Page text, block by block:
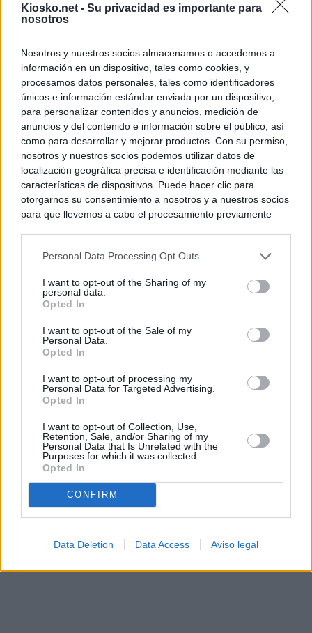
Kiosko.net - Su privacidad es importante para
nosotros
Nosotros y nuestros socios almacenamos o accedemos a
información en un dispositivo, tales como cookies, y
procesamos datos personales, tales como identificadores
únicos e información estándar enviada por un dispositivo,
para personalizar contenidos y anuncios, medición de
anuncios y del contenido e información sobre el público, así
como para desarrollar y mejorar productos. Con su permiso,
nosotros y nuestros socios podemos utilizar datos de
localización geográfica precisa e identificación mediante las
características de dispositivos. Puede hacer clic para
otorgarnos su consentimiento a nosotros y a nuestros socios
para que llevemos a cabo el procesamiento previamente
negar su consentimiento. Tenga en cuenta que algún
de su consentimiento, pero usted tiene el derecho de
rechazar tal procesamiento. Sus preferencias se aplicarán
cualquier momento entrando de nuevo en este sitio web o
visitando nuestra política de privacidad.
Personal Data Processing Opt Outs
I want to opt-out of the Sharing of my
personal data.
Opted In
I want to opt-out of the Sale of my
Personal Data.
Opted In
I want to opt-out of processing my
Personal Data for Targeted Advertising.
Opted In
I want to opt-out of Collection, Use,
Retention, Sale, and/or Sharing of my
Personal Data that Is Unrelated with the
Purposes for which it was collected.
Opted In
CONFIRM
Data Deletion Data Access Aviso legal